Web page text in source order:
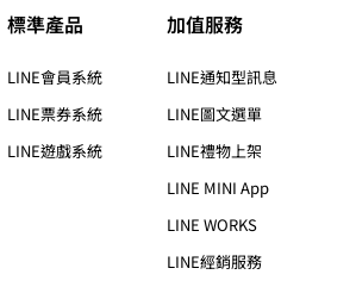
標準產品​
LINE會員系統
LINE票券系統
LINE遊戲系統
加值服務​
LINE通知型訊息
LINE圖文選單
LINE禮物上架
LINE MINI App
LINE WORKS
LINE經銷服務